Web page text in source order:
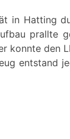
in Hatting
prallte
konnte den
entstand